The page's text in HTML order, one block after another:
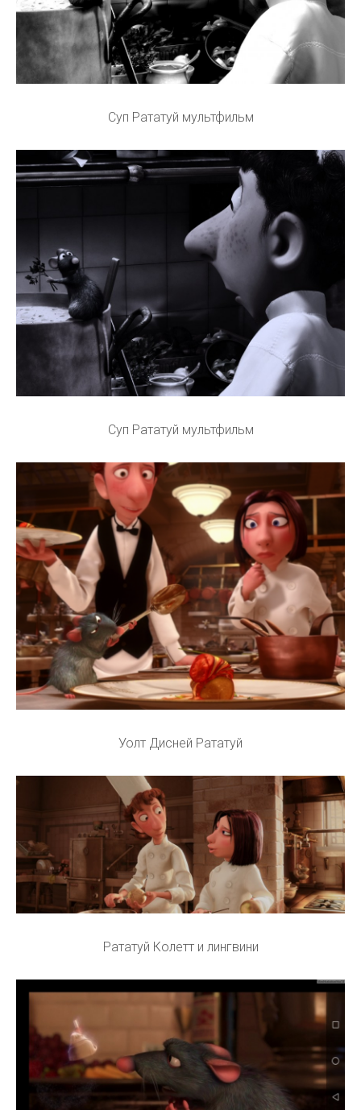
Суп Рататуй мультфильм
Суп Рататуй мультфильм
Уолт Дисней Рататуй
Рататуй Колетт и лингвини